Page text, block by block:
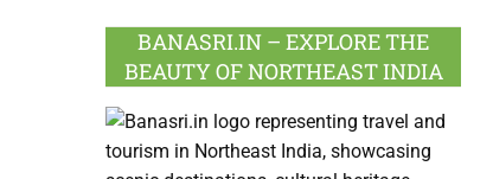
BANASRI.IN – EXPLORE THE
BEAUTY OF NORTHEAST INDIA